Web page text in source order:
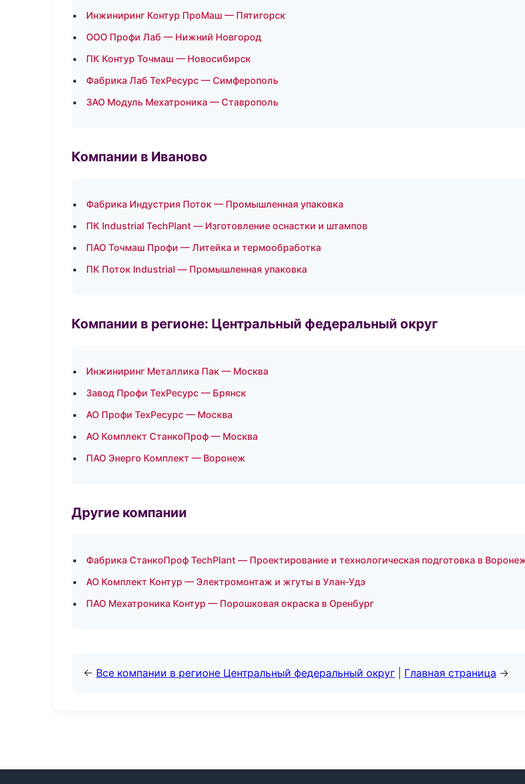
Инжиниринг Контур ПроМаш — Пятигорск
ООО Профи Лаб — Нижний Новгород
ПК Контур Точмаш — Новосибирск
Фабрика Лаб ТехРесурс — Симферополь
ЗАО Модуль Мехатроника — Ставрополь
Компании в Иваново
Фабрика Индустрия Поток — Промышленная упаковка
ПК Industrial TechPlant — Изготовление оснастки и штампов
ПАО Точмаш Профи — Литейка и термообработка
ПК Поток Industrial — Промышленная упаковка
Компании в регионе: Центральный федеральный округ
Инжиниринг Металлика Пак — Москва
Завод Профи ТехРесурс — Брянск
АО Профи ТехРесурс — Москва
АО Комплект СтанкоПроф — Москва
ПАО Энерго Комплект — Воронеж
Другие компании
Фабрика СтанкоПроф TechPlant — Проектирование и технологическая подготовка в
АО Комплект Контур — Электромонтаж и жгуты в Улан-Удэ
ПАО Мехатроника Контур — Порошковая окраска в Оренбург
← Все компании в регионе Центральный федеральный округ Главная страница →